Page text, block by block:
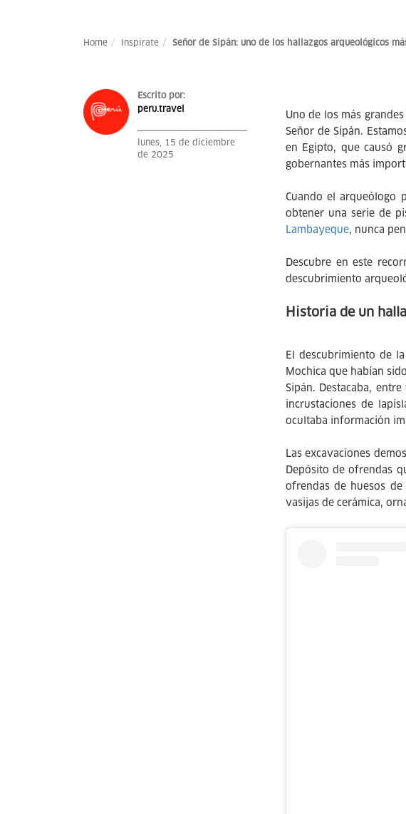
Home Inspírate Señor de Sipán: uno de los hallazgos arqueológicos
Escrito por:
peru.travel
lunes, 15 de diciembre
de 2025
Uno de los más
Señor de Sipán.
en Egipto, que causó
gobernantes más
Cuando el arqueólogo
obtener una serie de
Lambayeque, nunca
Descubre en este
descubrimiento
Historia de un
El descubrimiento de
Mochica que habían
Sipán. Destacaba,
incrustaciones de
ocultaba información
Las excavaciones
Depósito de ofrendas
ofrendas de huesos
vasijas de cerámica,